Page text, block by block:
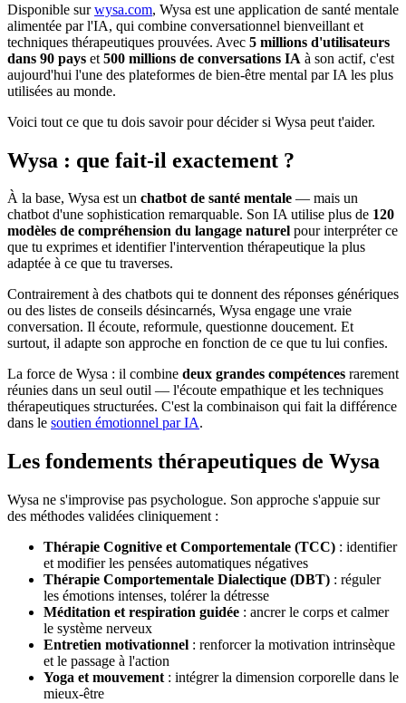
Disponible surwysa.com, Wysa est une application de santé mentale
alimentée par l'IA, qui combine conversationnel bienveillant et
techniques thérapeutiques prouvées. Avec 5 millions d'utilisateurs
dans 90 pays et 500 millions de conversations IA à son actif, c'est
aujourd'hui l'une des plateformes de bien-être mental par IA les plus
utilisées au monde.
Voici tout ce que tu dois savoir pour décider si Wysa peut t'aider.
Wysa : que fait-il exactement ?
À la base, Wysa est un chatbot de santé mentale — mais un
chatbot d'une sophistication remarquable. Son IA utilise plus de 120
modèles de compréhension du langage naturel pour interpréter ce
que tu exprimes et identifier l'intervention thérapeutique la plus
adaptée à ce que tu traverses.
Contrairement à des chatbots qui te donnent des réponses génériques
ou des listes de conseils désincarnés, Wysa engage une vraie
conversation. Il écoute, reformule, questionne doucement. Et
surtout, il adapte son approche en fonction de ce que tu lui confies.
La force de Wysa : il combine deux grandes compétences rarement
réunies dans un seul outil — l'écoute empathique et les techniques
thérapeutiques structurées. C'est la combinaison qui fait la différence
dans le soutien émotionnel par IA.
Les fondements thérapeutiques de Wysa
Wysa ne s'improvise pas psychologue. Son approche s'appuie sur
des méthodes validées cliniquement :
Thérapie Cognitive et Comportementale (TCC) : identifier
et modifier les pensées automatiques négatives
Thérapie Comportementale Dialectique (DBT) : réguler
les émotions intenses, tolérer la détresse
Méditation et respiration guidée : ancrer le corps et calmer
le système nerveux
Entretien motivationnel : renforcer la motivation intrinsèque
et le passage à l'action
Yoga et mouvement : intégrer la dimension corporelle dans le
mieux-être